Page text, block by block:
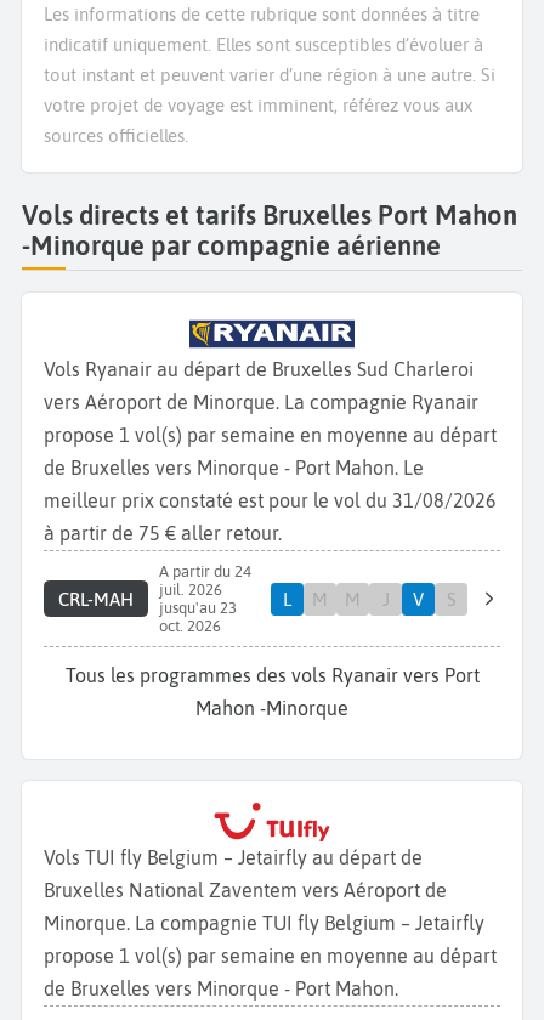
Les informations de cette rubrique sont données à titre
indicatif uniquement. Elles sont susceptibles d’évoluer à
tout instant et peuvent varier d’une région à une autre. Si
votre projet de voyage est imminent, référez vous aux
sources officielles.
Vols directs et tarifs Bruxelles Port Mahon
-Minorque par compagnie aérienne
Vols Ryanair au départ de Bruxelles Sud Charleroi
vers Aéroport de Minorque. La compagnie Ryanair
propose 1 vol(s) par semaine en moyenne au départ
de Bruxelles vers Minorque - Port Mahon. Le
meilleur prix constaté est pour le vol du 31/08/2026
à partir de 75 € aller retour.
CRL-MAH
A partir du 24
juil. 2026
jusqu'au 23
oct. 2026
L M M J V S
Tous les programmes des vols Ryanair vers Port
Mahon -Minorque
Vols TUI fly Belgium – Jetairfly au départ de
Bruxelles National Zaventem vers Aéroport de
Minorque. La compagnie TUI fly Belgium – Jetairfly
propose 1 vol(s) par semaine en moyenne au départ
de Bruxelles vers Minorque - Port Mahon.